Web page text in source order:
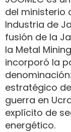
del ministerio
Industria de
fusión de la
la Metal
incorporó la
estratégico
guerra en
explícito de
energético.